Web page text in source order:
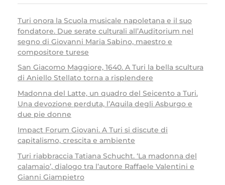
Turi onora la Scuola musicale napoletana e il suo
fondatore. Due serate culturali all’Auditorium nel
segno di Giovanni Maria Sabino, maestro e
compositore turese
San Giacomo Maggiore, 1640. A Turi la bella scultura
di Aniello Stellato torna a risplendere
Madonna del Latte, un quadro del Seicento a Turi.
Una devozione perduta, l’Aquila degli Asburgo e
due pie donne
Impact Forum Giovani. A Turi si discute di
capitalismo, crescita e ambiente
Turi riabbraccia Tatiana Schucht. ‘La madonna del
calamaio’, dialogo tra l’autore Raffaele Valentini e
Gianni Giampietro